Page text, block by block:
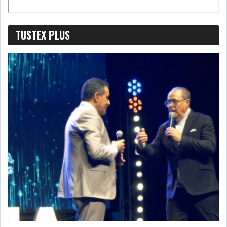
OFFICE PLAST : UNE LEVÉE DE
OFFICEPLAST : YASSINE ABID
ANIMERA UNE C...
ENNAKL LÈVE 60 MD SUR LE
MARCHÉ OBLIGATA...
SIAME : LES TENSIONS
GÉOPOLITIQUES ET LE...
TUSTEX PLUS